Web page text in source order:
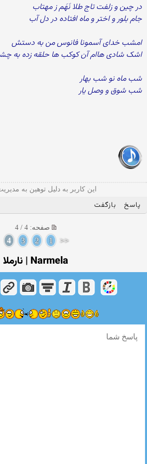
در چین و زلفت تاج طلا نَهَم ز مهتاب
جام بلور و اختر و ماه افتاده در دل آب
امشب خدای آسمونا فانوس من به دستش
اشک شادی هاام آن کوکب ها حلقه زده به
شب ماه نو شب بهار
شب شوق و وصل یار
این کاربر به دلیل توهین به
پاسخ بازگفت
صفحه: 4 / 4
<<
1
2
3
4
Narmela | نارملا